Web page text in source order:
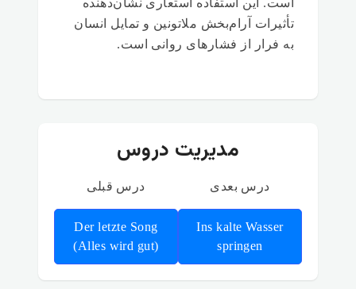
است. این استفاده استعاری نشان‌دهنده
تأثیرات آرام‌بخش ملاتونین و تمایل انسان
به فرار از فشارهای روانی است.
مدیریت دروس
درس قبلی
Der letzte Song
(Alles wird gut)
درس بعدی
Ins kalte Wasser
springen